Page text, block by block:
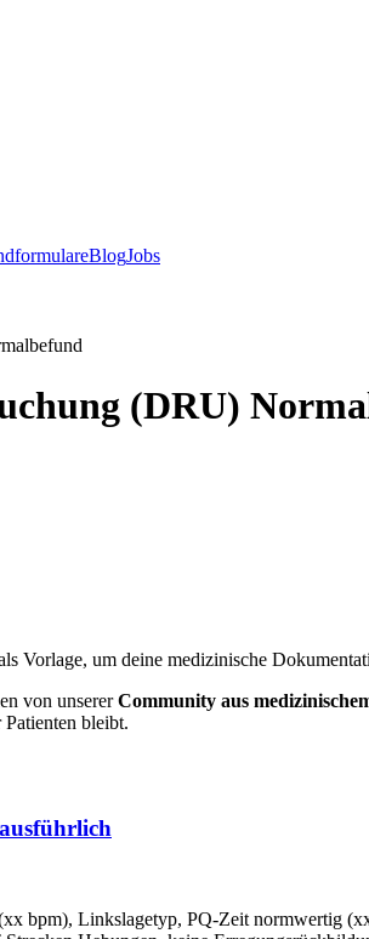
BlogJobs
(DRU)
Vorlage, um deine medizinische
von unsererCommunity aus
bleibt.
bpm), Linkslagetyp, PQ-Zeit normwertig